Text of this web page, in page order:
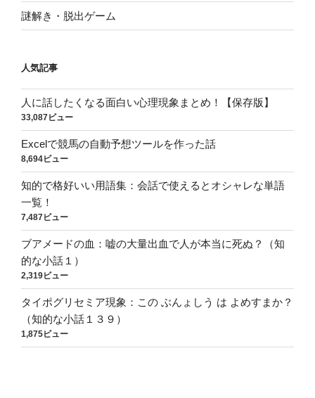
謎解き・脱出ゲーム
人気記事
人に話したくなる面白い心理現象まとめ！【保存版】
33,087ビュー
Excelで競馬の自動予想ツールを作った話
8,694ビュー
知的で格好いい用語集：会話で使えるとオシャレな単語
一覧！
7,487ビュー
ブアメードの血：嘘の大量出血で人が本当に死ぬ？（知
的な小話１）
2,319ビュー
タイポグリセミア現象：この ぶんょしう は よめすまか？
（知的な小話１３９）
1,875ビュー